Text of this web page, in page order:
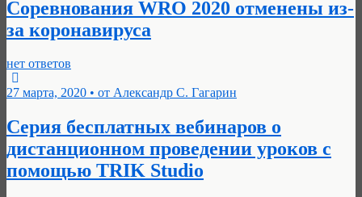
Cоревнования WRO 2020 отменены из-
за коронавируса
нет ответов
27 марта, 2020 • от Александр С. Гагарин
Серия бесплатных вебинаров о
дистанционном проведении уроков с
помощью TRIK Studio